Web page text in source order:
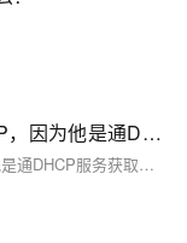
配置Linux固定IP地址，为什么要固定IP，因为他是通DHCP服务获取的，DHCP服务每次重启都会重新获取一次ip，VMware编辑中有一个虚拟网络编辑器
配置Linux固定IP地址，为什么要固定IP，因为他是通DHCP服务获取的，DHCP服务每次重启都会重新获取一次ip，VMware编辑中有一个虚拟网络编辑器